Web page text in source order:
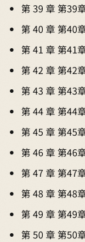
第 39 章 第39
第 40 章 第40
第 41 章 第41
第 42 章 第42
第 43 章 第43
第 44 章 第44
第 45 章 第45
第 46 章 第46
第 47 章 第47
第 48 章 第48
第 49 章 第49
第 50 章 第50